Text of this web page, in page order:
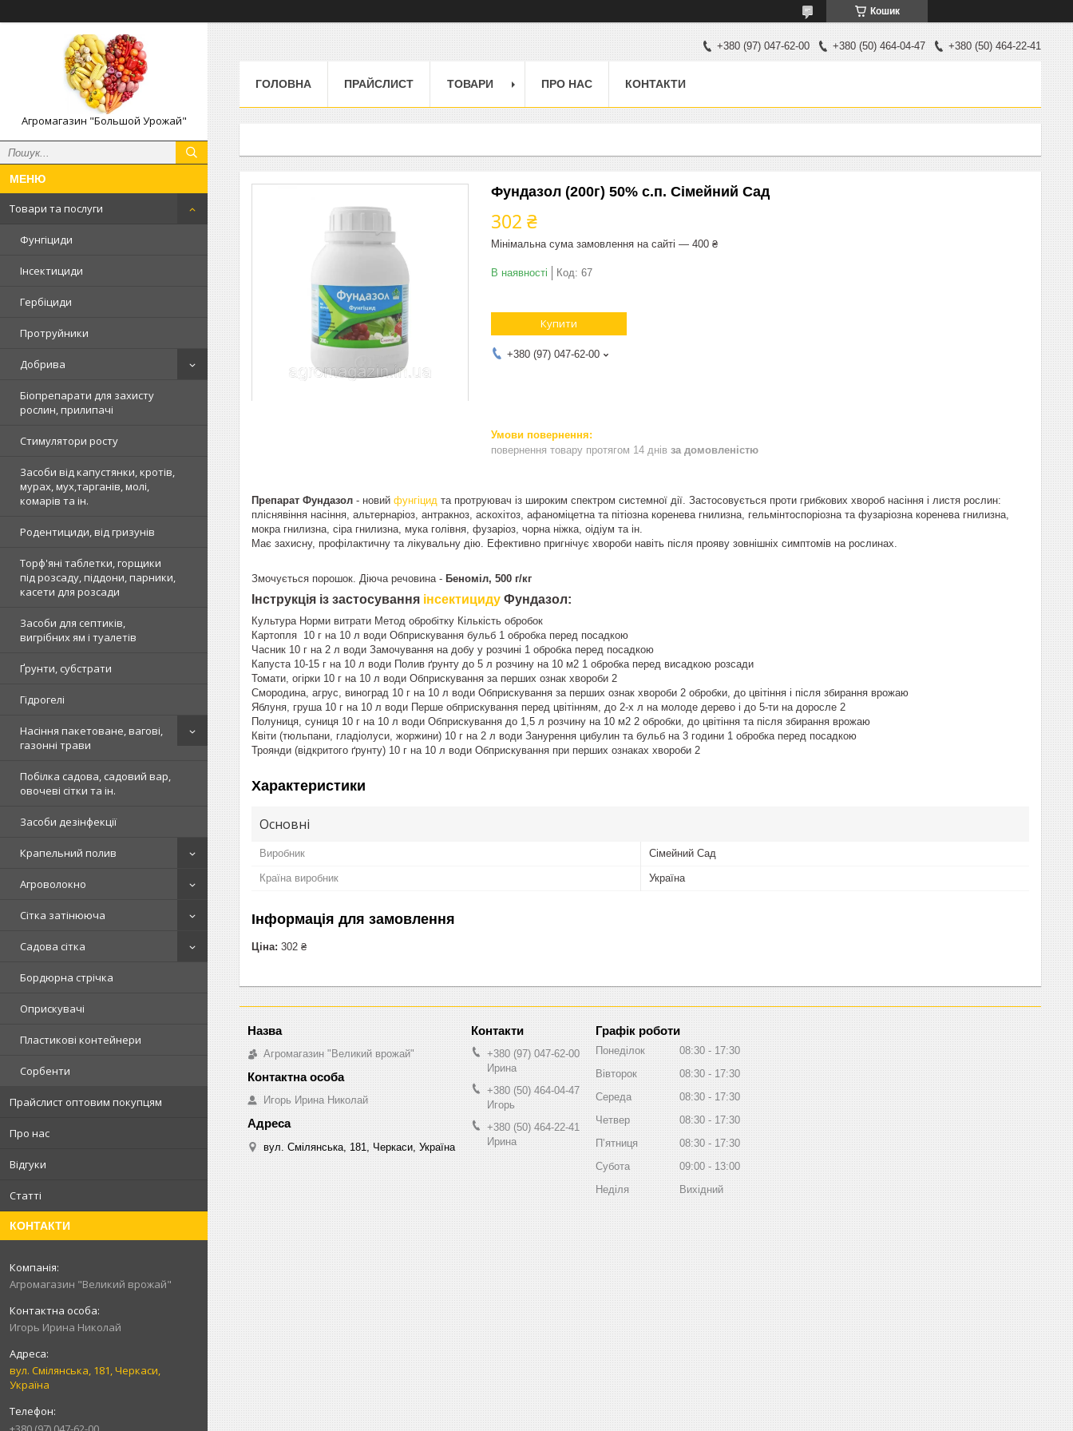
Кошик
Агромагазин "Большой Урожай"
Товари та послуги
Фунгіциди
Інсектициди
Гербіциди
Протруйники
Добрива
Біопрепарати для захисту
рослин, прилипачі
Стимулятори росту
Засоби від капустянки, кротів,
мурах, мух,тарганів, молі,
комарів та ін.
Родентициди, від гризунів
Торф'яні таблетки, горщики
під розсаду, піддони, парники,
касети для розсади
Засоби для септиків,
вигрібних ям і туалетів
Ґрунти, субстрати
Гідрогелі
Насіння пакетоване, вагові,
газонні трави
Побілка садова, садовий вар,
овочеві сітки та ін.
Засоби дезінфекції
Крапельний полив
Агроволокно
Сітка затінююча
Садова сітка
Бордюрна стрічка
Оприскувачі
Пластикові контейнери
Сорбенти
Прайслист оптовим покупцям
Про нас
Відгуки
Статті
КОНТАКТИ
Агромагазин "Великий врожай"
Игорь Ирина Николай
вул. Смілянська, 181, Черкаси,
Україна
+380 (97) 047-62-00 +380 (50) 464-04-47 +380 (50) 464-22-41
ГОЛОВНА ПРАЙСЛИСТ ТОВАРИ ПРО НАС КОНТАКТИ
Фундазол (200г) 50% с.п. Сімейний Сад
302 ₴
Мінімальна сума замовлення на сайті — 400 ₴
В наявності Код: 67
Купити
+380 (97) 047-62-00
повернення товару протягом 14 днів за домовленістю
Препарат Фундазол - новий фунгіцид та протруювач із широким спектром системної дії. Застосовується проти грибкових хвороб насіння і листя рослин:
пліснявіння насіння, альтернаріоз, антракноз, аскохітоз, афаноміцетна та пітіозна коренева гнилизна, гельмінтоспоріозна та фузаріозна коренева гнилизна,
мокра гнилизна, сіра гнилизна, мука голівня, фузаріоз, чорна ніжка, оідіум та ін.
Має захисну, профілактичну та лікувальну дію. Ефективно пригнічує хвороби навіть після прояву зовнішніх симптомів на рослинах.
Змочується порошок. Діюча речовина - Беноміл, 500 г/кг
Інструкція із застосування інсектициду Фундазол:
Культура Норми витрати Метод обробітку Кількість обробок
Картопля 10 г на 10 л води Обприскування бульб 1 обробка перед посадкою
Часник 10 г на 2 л води Замочування на добу у розчині 1 обробка перед посадкою
Капуста 10-15 г на 10 л води Полив ґрунту до 5 л розчину на 10 м2 1 обробка перед висадкою розсади
Томати, огірки 10 г на 10 л води Обприскування за перших ознак хвороби 2
Смородина, агрус, виноград 10 г на 10 л води Обприскування за перших ознак хвороби 2 обробки, до цвітіння і після збирання врожаю
Яблуня, груша 10 г на 10 л води Перше обприскування перед цвітінням, до 2-х л на молоде дерево і до 5-ти на доросле 2
Полуниця, суниця 10 г на 10 л води Обприскування до 1,5 л розчину на 10 м2 2 обробки, до цвітіння та після збирання врожаю
Квіти (тюльпани, гладіолуси, жоржини) 10 г на 2 л води Занурення цибулин та бульб на 3 години 1 обробка перед посадкою
Троянди (відкритого ґрунту) 10 г на 10 л води Обприскування при перших ознаках хвороби 2
Характеристики
Основні
Виробник Сімейний Сад
Країна виробник Україна
Інформація для замовлення
Ціна: 302 ₴
Агромагазин "Великий врожай"
Игорь Ирина Николай
вул. Смілянська, 181, Черкаси, Україна
+380 (97) 047-62-00
Ирина
+380 (50) 464-04-47
Игорь
+380 (50) 464-22-41
Ирина
Графік роботи
Понеділок 08:30
17:30
Вівторок
08:30
17:30
Середа
08:30
17:30
Четвер
08:30
17:30
Пʼятниця
08:30
17:30
Субота
09:00
13:00
Неділя
Вихідний